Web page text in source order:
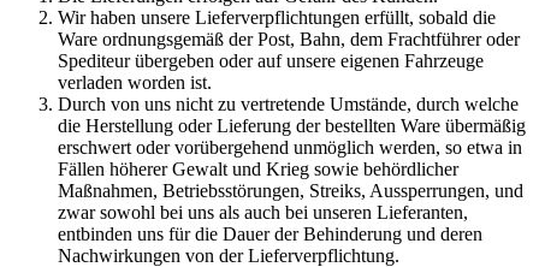
Wir haben unsere Lieferverpflichtungen erfüllt, sobald die
Ware ordnungsgemäß der Post, Bahn, dem Frachtführer oder
Spediteur übergeben oder auf unsere eigenen Fahrzeuge
verladen worden ist.
Durch von uns nicht zu vertretende Umstände, durch welche
die Herstellung oder Lieferung der bestellten Ware übermäßig
erschwert oder vorübergehend unmöglich werden, so etwa in
Fällen höherer Gewalt und Krieg sowie behördlicher
Maßnahmen, Betriebsstörungen, Streiks, Aussperrungen, und
zwar sowohl bei uns als auch bei unseren Lieferanten,
entbinden uns für die Dauer der Behinderung und deren
Nachwirkungen von der Lieferverpflichtung.